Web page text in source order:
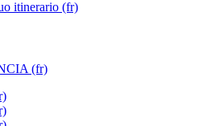
itinerario (fr)
(fr)